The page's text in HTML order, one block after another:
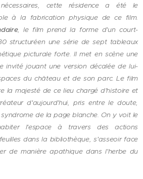
cette résidence a été le
à la fabrication physique de ce film.
, le film prend la forme d'un court-
structuréen une série de sept tableaux
picturale forte. Il met en scène une
invité jouant une version décalée de lui-
du château et de son parc. Le film
la majesté de ce lieu chargé d'histoire et
d'aujourd'hui, pris entre le doute,
de la page blanche. On y voit le
l'espace à travers des actions
dans la bibliothèque, s'asseoir face
de manière apathique dans l'herbe du